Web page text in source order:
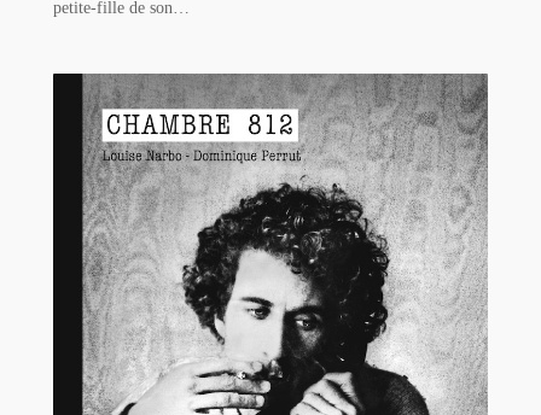
petite-fille de son…